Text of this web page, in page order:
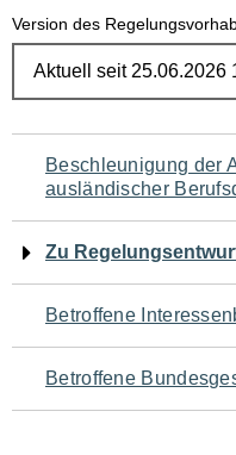
Version des
Navigation
für
den
Seiteninhalt
Beschleunigung der
ausländischer
Zu
Betroffene
Betroffene